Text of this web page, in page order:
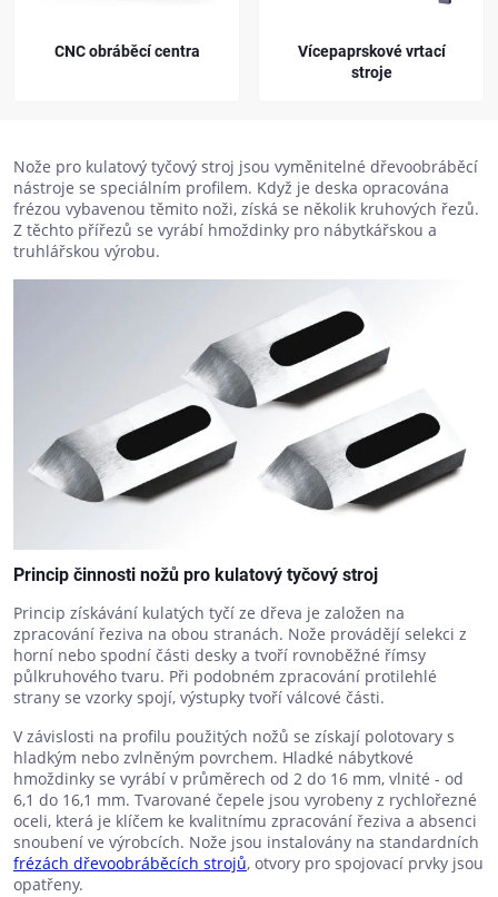
CNC obráběcí centra
Vícepaprskové vrtací
stroje
Nože pro kulatový tyčový stroj jsou vyměnitelné dřevoobráběcí
nástroje se speciálním profilem. Když je deska opracována
frézou vybavenou těmito noži, získá se několik kruhových řezů.
Z těchto přířezů se vyrábí hmoždinky pro nábytkářskou a
truhlářskou výrobu.
Princip činnosti nožů pro kulatový tyčový stroj
Princip získávání kulatých tyčí ze dřeva je založen na
zpracování řeziva na obou stranách. Nože provádějí selekci z
horní nebo spodní části desky a tvoří rovnoběžné římsy
půlkruhového tvaru. Při podobném zpracování protilehlé
strany se vzorky spojí, výstupky tvoří válcové části.
V závislosti na profilu použitých nožů se získají polotovary s
hladkým nebo zvlněným povrchem. Hladké nábytkové
hmoždinky se vyrábí v průměrech od 2 do 16 mm, vlnité - od
6,1 do 16,1 mm. Tvarované čepele jsou vyrobeny z rychlořezné
oceli, která je klíčem ke kvalitnímu zpracování řeziva a absenci
snoubení ve výrobcích. Nože jsou instalovány na standardních
frézách dřevoobráběcích strojů, otvory pro spojovací prvky jsou
opatřeny.